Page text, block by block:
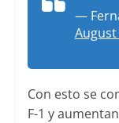
—
August
Con esto se
F-1 y